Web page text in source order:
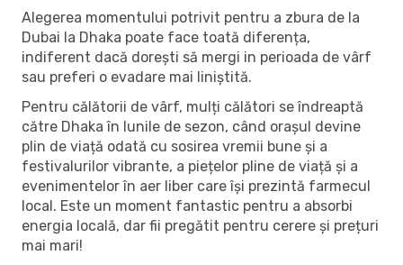
Alegerea momentului potrivit pentru a zbura de la
Dubai la Dhaka poate face toată diferența,
indiferent dacă dorești să mergi in perioada de vârf
sau preferi o evadare mai liniștită.
Pentru călătorii de vârf, mulți călători se îndreaptă
către Dhaka în lunile de sezon, când orașul devine
plin de viață odată cu sosirea vremii bune și a
festivalurilor vibrante, a piețelor pline de viață și a
evenimentelor în aer liber care își prezintă farmecul
local. Este un moment fantastic pentru a absorbi
energia locală, dar fii pregătit pentru cerere și prețuri
mai mari!